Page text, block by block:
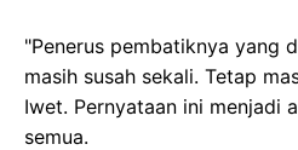
"Penerus pembatiknya yang
masih susah sekali. Tetap
Iwet. Pernyataan ini menjadi
semua.